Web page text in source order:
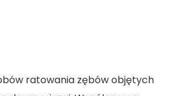
ratowania zębów objętych